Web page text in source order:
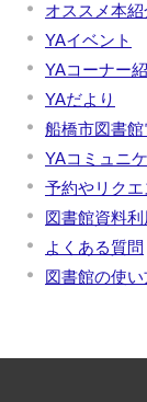
オススメ本紹
YAイベント
YAコーナー
YAだより
船橋市図書
YAコミュニ
予約やリク
図書館資料
よくある質問
図書館の使い